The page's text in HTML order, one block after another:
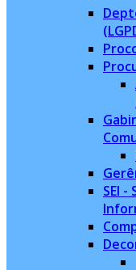
SEI